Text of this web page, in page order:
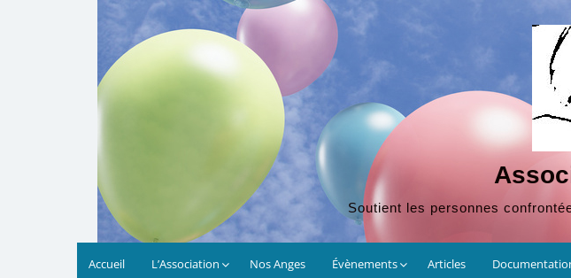
Soutient les personnes
Accueil L’Association Nos Anges Évènements Articles